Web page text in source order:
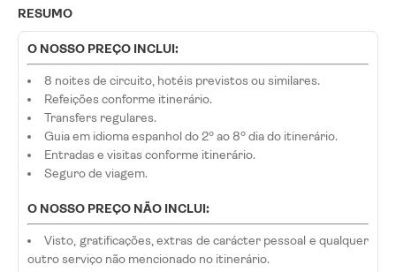
RESUMO
O NOSSO PREÇO INCLUI:
8 noites de circuito, hotéis previstos ou similares.
Refeições conforme itinerário.
Transfers regulares.
Guia em idioma espanhol do 2º ao 8º dia do itinerário.
Entradas e visitas conforme itinerário.
Seguro de viagem.
O NOSSO PREÇO NÃO INCLUI:
Visto, gratificações, extras de carácter pessoal e qualquer
outro serviço não mencionado no itinerário.